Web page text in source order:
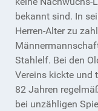
bekannt sind. In
Herren-Alter zu
Stahlelf. Bei den
Vereins kickte und
82 Jahren
bei unzähligen